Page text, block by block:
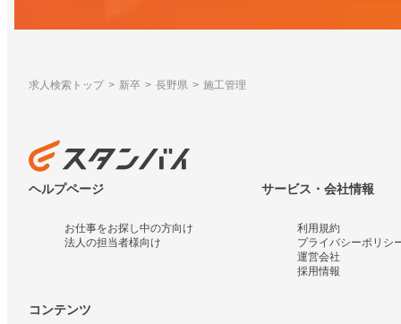
求人検索トップ 新卒 長野県 施工管理
ヘルプページ
お仕事をお探し中の方向け
法人の担当者様向け
サービス・会社情報
利用規約
プライバシーポリシ
運営会社
採用情報
コンテンツ